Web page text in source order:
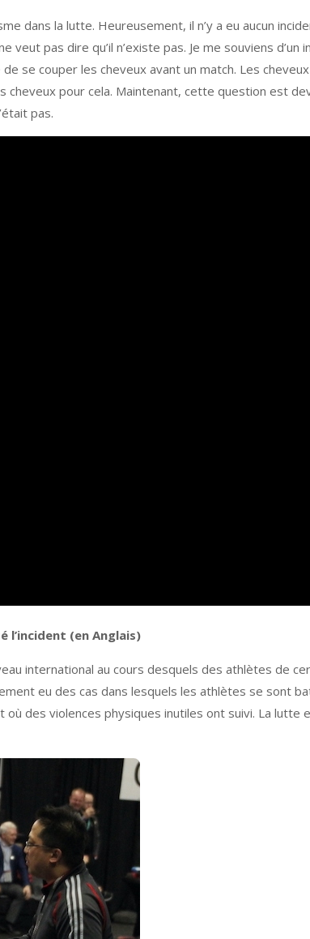
dans la lutte. Heureusement, il n’y a eu aucun
pas dire qu’il n’existe pas. Je me souviens d’un
se couper les cheveux avant un match. Les
cheveux pour cela. Maintenant, cette question est
pas.
l’incident (en Anglais)
international au cours desquels des athlètes de
eu des cas dans lesquels les athlètes se sont
des violences physiques inutiles ont suivi. La lutte